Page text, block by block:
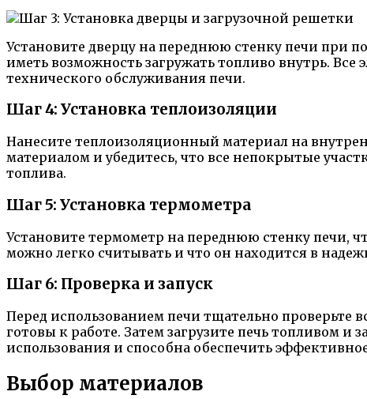
Установите дверцу на переднюю стенку печи при
иметь возможность загружать топливо внутрь.
технического обслуживания печи.
Шаг 4: Установка теплоизоляции
Нанесите теплоизоляционный материал на
материалом и убедитесь, что все непокрытые
топлива.
Шаг 5: Установка термометра
Установите термометр на переднюю стенку печи,
можно легко считывать и что он находится в
Шаг 6: Проверка и запуск
Перед использованием печи тщательно проверьте
готовы к работе. Затем загрузите печь топливом и
использования и способна обеспечить
Выбор материалов